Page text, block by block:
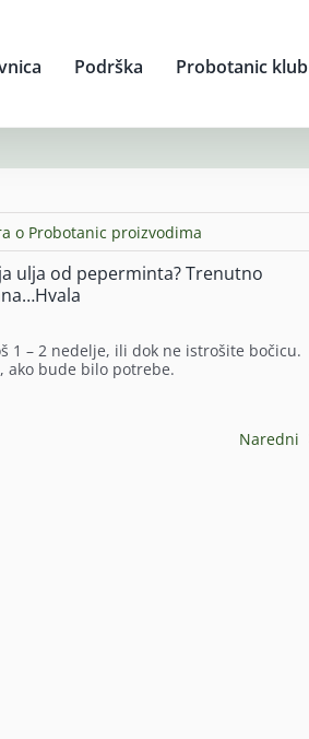
Podrška Probotanic klub
o Probotanic proizvodima
ulja od peperminta? Trenutno
1 – 2 nedelje, ili dok ne istrošite bočicu.
ako bude bilo potrebe.
Naredni